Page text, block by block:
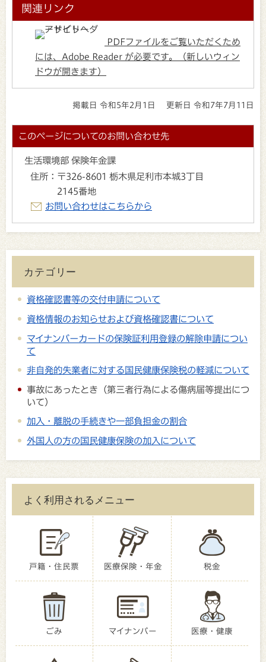
関連リンク
PDFファイルをご覧いただくため
には、Adobe Reader が必要です。（新しいウィン
ドウが開きます）
掲載日 令和5年2月1日 更新日 令和7年7月11日
このページについてのお問い合わせ先
生活環境部 保険年金課
住所： 〒326-8601 栃木県足利市本城3丁目
2145番地
お問い合わせはこちらから
カテゴリー
資格確認書等の交付申請について
資格情報のお知らせおよび資格確認書について
マイナンバーカードの保険証利用登録の解除申請につい
て
非自発的失業者に対する国民健康保険税の軽減について
事故にあったとき（第三者行為による傷病届等提出につ
いて）
加入・離脱の手続きや一部負担金の割合
外国人の方の国民健康保険の加入について
よく利用されるメニュー
戸籍・住民票 医療保険・年金 税金
ごみ マイナンバー 医療・健康